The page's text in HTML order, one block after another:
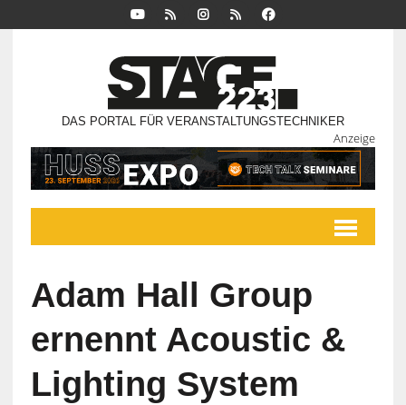
DAS PORTAL FÜR VERANSTALTUNGSTECHNIKER
Anzeige
Adam Hall Group
ernennt Acoustic &
Lighting System